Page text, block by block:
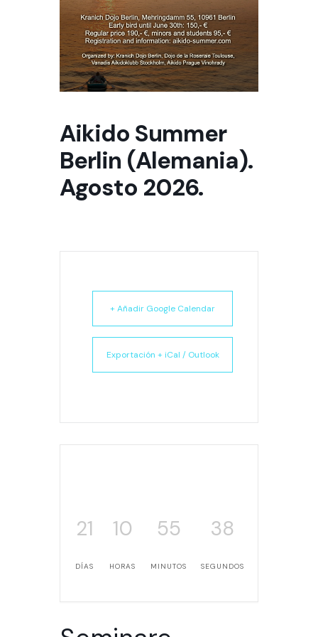
Aikido Summer
Berlin (Alemania).
Agosto 2026.
+ Añadir Google Calendar
Exportación + iCal / Outlook
21
DÍAS
10
HORAS
55
MINUTOS
38
SEGUNDOS